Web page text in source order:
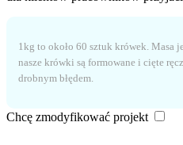
1kg to około 60 sztuk krówek. Masa
nasze krówki są formowane i cięte
drobnym błędem.
Chcę zmodyfikować projekt